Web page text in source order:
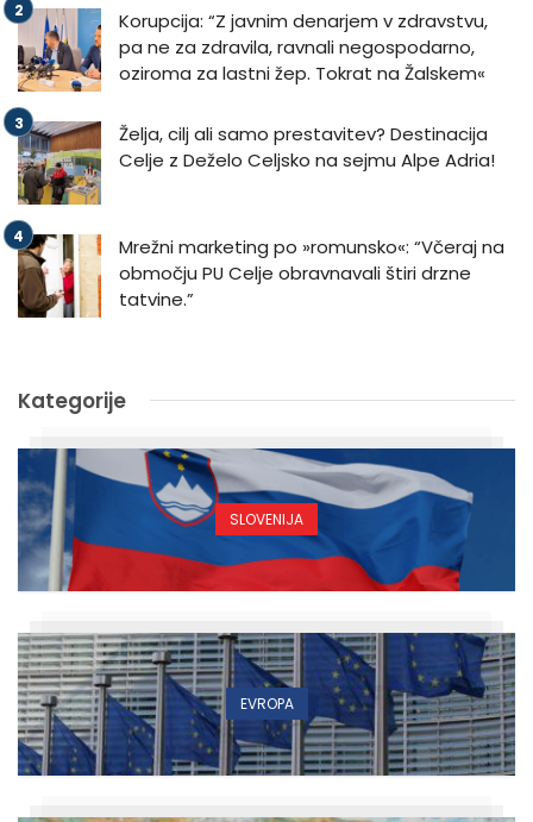
Korupcija: “Z javnim denarjem v zdravstvu,
pa ne za zdravila, ravnali negospodarno,
oziroma za lastni žep. Tokrat na Žalskem«
Želja, cilj ali samo prestavitev? Destinacija
Celje z Deželo Celjsko na sejmu Alpe Adria!
Mrežni marketing po »romunsko«: “Včeraj na
območju PU Celje obravnavali štiri drzne
tatvine.”
Kategorije
SLOVENIJA
EVROPA